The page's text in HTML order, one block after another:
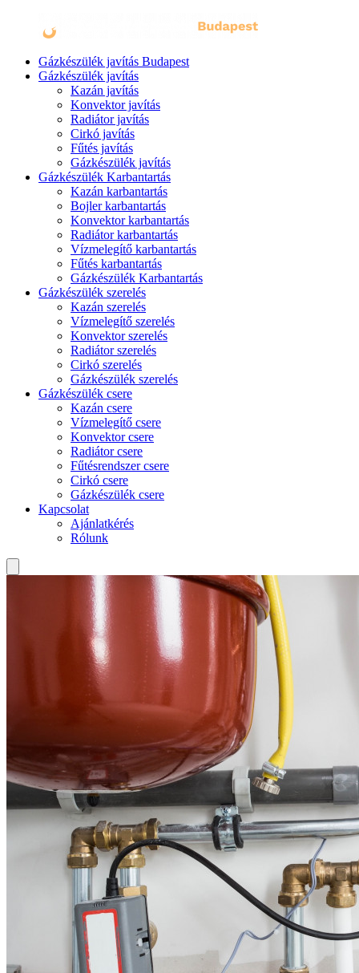
Gázkészülék javítás Budapest
Gázkészülék javítás
Kazán javítás
Konvektor javítás
Radiátor javítás
Cirkó javítás
Fűtés javítás
Gázkészülék javítás
Gázkészülék Karbantartás
Kazán karbantartás
Bojler karbantartás
Konvektor karbantartás
Radiátor karbantartás
Vízmelegítő karbantartás
Fűtés karbantartás
Gázkészülék Karbantartás
Gázkészülék szerelés
Kazán szerelés
Vízmelegítő szerelés
Konvektor szerelés
Radiátor szerelés
Cirkó szerelés
Gázkészülék szerelés
Gázkészülék csere
Kazán csere
Vízmelegítő csere
Konvektor csere
Radiátor csere
Fűtésrendszer csere
Cirkó csere
Gázkészülék csere
Kapcsolat
Ajánlatkérés
Rólunk